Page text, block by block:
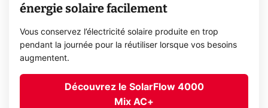
énergie solaire facilement
Vous conservez l’électricité solaire produite en trop
pendant la journée pour la réutiliser lorsque vos besoins
augmentent.
Découvrez le SolarFlow 4000
Mix AC+